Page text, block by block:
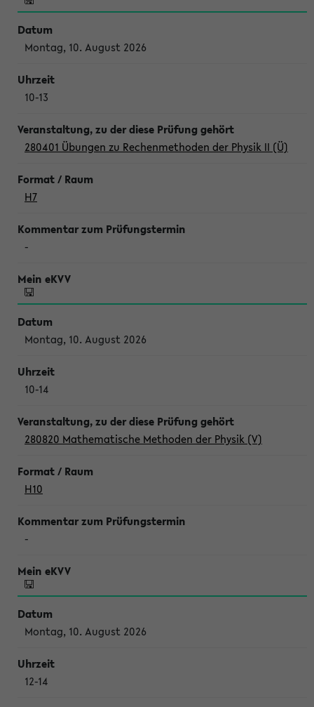
Montag, 10. August 2026
10-13
280401 Übungen zu Rechenmethoden der Physik II (Ü)
H7
-
Montag, 10. August 2026
10-14
280820 Mathematische Methoden der Physik (V)
H10
-
Montag, 10. August 2026
12-14